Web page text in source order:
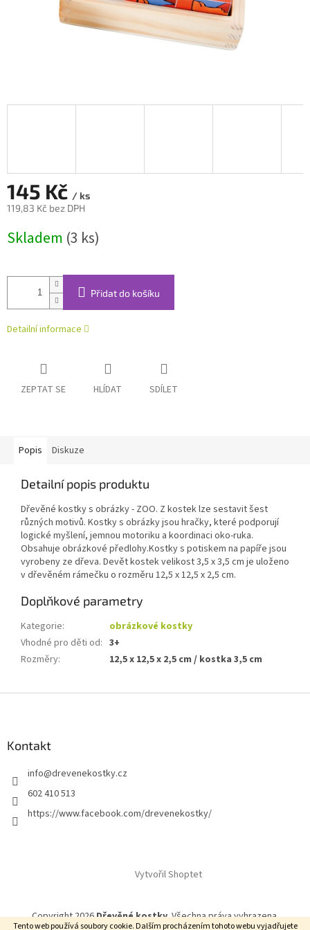
Tento web používá soubory cookie. Dalším procházením tohoto webu vyjadřujete
145 Kč / ks
119,83 Kč bez DPH
cena:
Skladem (3 ks)
Přidat do košíku
Detailní informace
ZEPTAT SE HLÍDAT SDÍLET
Popis Diskuze
Detailní popis produktu
Dřevěné kostky s obrázky - ZOO. Z kostek lze sestavit šest
různých motivů. Kostky s obrázky jsou hračky, které podporují
logické myšlení, jemnou motoriku a koordinaci oko-ruka.
Obsahuje obrázkové předlohy.Kostky s potiskem na papíře jsou
vyrobeny ze dřeva. Devět kostek velikost 3,5 x 3,5 cm je uloženo
v dřevěném rámečku o rozměru 12,5 x 12,5 x 2,5 cm.
Doplňkové parametry
Kategorie:
obrázkové kostky
Vhodné pro děti od: 3+
Rozměry: 12,5 x 12,5 x 2,5 cm / kostka 3,5 cm
Kontakt
info@drevenekostky.cz
602 410 513
https://www.facebook.com/drevenekostky/
Vytvořil Shoptet
Copyright 2026Dřevěné kostky. Všechna práva vyhrazena.